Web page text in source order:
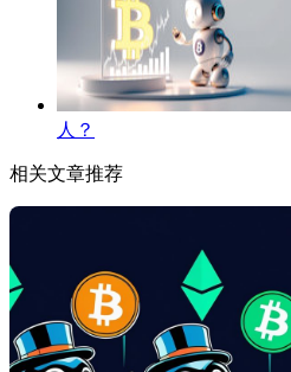
人？
相关文章推荐